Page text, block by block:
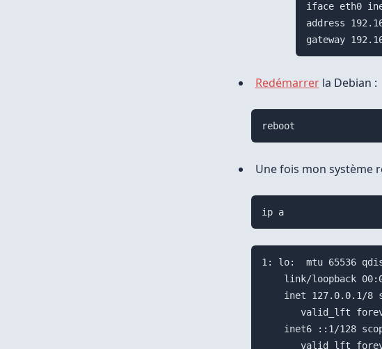
iface eth0
address
Redémarrerla Debian :
reboot
Une fois mon système
ip a
1: lo:  mtu 65536
link/loopback
inet 127.0.0.1/8
valid_lft
inet6 ::1/128
valid_lft